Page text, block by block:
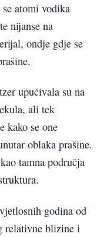
atomi vodika
nijanse na
ondje gdje se
upućivala su na
ali tek
kako se one
oblaka prašine.
tamna područja
godina od
relativne blizine i